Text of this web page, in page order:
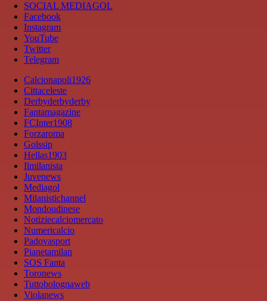
SOCIAL MEDIAGOL
Facebook
Instagram
YouTube
Twitter
Telegram
Calcionapoli1926
Cittaceleste
Derbyderbyderby
Fantamagazine
FCInter1908
Forzaroma
Golssip
Hellas1903
Ilmilanista
Juvenews
Mediagol
Milanistichannel
Mondoudinese
Notiziecalciomercato
Numericalcio
Padovasport
Pianetamilan
SOS Fanta
Toronews
Tuttobolognaweb
Violanews